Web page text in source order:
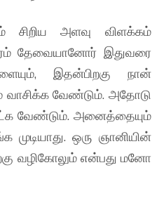
சிறிய அளவு விளக்கம்
தேவையானோர் இதுவரை
இதன்பிறகு நான்
வாசிக்க வேண்டும். அதோடு
வேண்டும். அனைத்தையும்
முடியாது. ஒரு ஞானியின்
வழிகோலும் என்பது மனோ